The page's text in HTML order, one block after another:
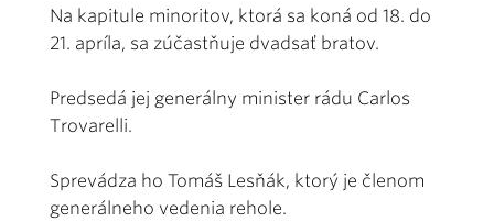
Na kapitule minoritov, ktorá sa koná od 18. do
21. apríla, sa zúčastňuje dvadsať bratov.
Predsedá jej generálny minister rádu Carlos
Trovarelli.
Sprevádza ho Tomáš Lesňák, ktorý je členom
generálneho vedenia rehole.